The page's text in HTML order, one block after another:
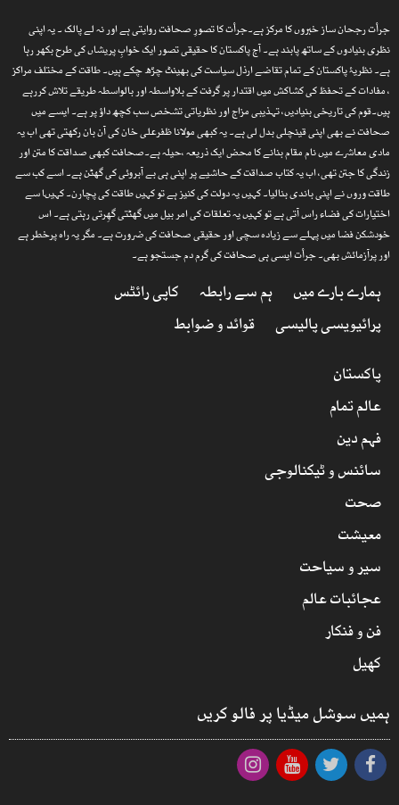
جرأت رجحان ساز خبروں کا مرکز ہے۔جرأت کا تصورِ صحافت روایتی ہے اور نہ لے پالک ۔ یہ اپنی
نظری بنیادوں کے ساتھ پابند ہے۔ آج پاکستان کا حقیقی تصور ایک خوابِ پریشاں کی طرح بکھر رہا
ہے۔ نظریۂ پاکستان کے تمام تقاضے ارذل سیاست کی بھینٹ چڑھ چکے ہیں۔ طاقت کے مختلف مراکز
، مفادات کے تحفظ کی کشاکش میں اقتدار پر گرفت کے بلاواسطہ اور بالواسطہ طریقے تلاش کررہے
ہیں۔قوم کی تاریخی بنیادیں، تہذیبی مزاج اور نظریاتی تشخص سب کچھ داؤ پر ہے۔ ایسے میں
صحافت نے بھی اپنی قینچلی بدل لی ہے۔ یہ کبھی مولانا ظفرعلی خان کی آن بان رکھتی تھی اب یہ
مادی معاشرے میں نام مقام بنانے کا محض ایک ذریعہ ،حیلہ ہے۔صحافت کبھی صداقت کا متن اور
زندگی کا جتن تھی، اب یہ کتاب صداقت کے حاشیے پر اپنی ہی بے آبروئی کی گھٹن ہے۔ اسے کب سے
طاقت وروں نے اپنی باندی بنالیا۔ کہیں یہ دولت کی کنیز ہے تو کہیں طاقت کی پچارن۔ کہیںا سے
اختیارات کی فضاء راس آتی ہے تو کہیں یہ تعلقات کی امر بیل میں گھٹتی گھِرتی رہتی ہے۔ اس
خودشکن فضا میں پہلے سے زیادہ سچی اور حقیقی صحافت کی ضرورت ہے۔ مگر یہ راہ پرخطر ہے
اور پرآزمائش بھی۔ جرأت ایسی ہی صحافت کی گرم دم جستجو ہے۔
ہمارے بارے میں ہم سے رابطہ
کاپی رائٹس
پرائیویسی پالیسی
قوائد و ضوابط
پاکستان
عالم تمام
فہم دین
سائنس و ٹیکنالوجی
صحت
معیشت
سیر و سیاحت
عجائبات عالم
فن و فنکار
کھیل
ہمیں سوشل میڈیا پر فالو کریں